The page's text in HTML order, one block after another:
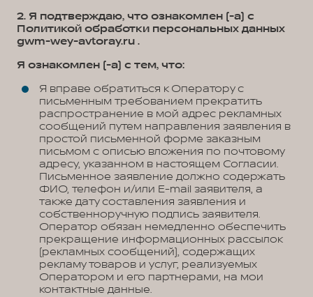
2. Я подтверждаю, что ознакомлен (-а) с
Политикой обработки персональных данных
gwm-wey-avtoray.ru .
Я ознакомлен (-а) с тем, что:
Я вправе обратиться к Оператору с
письменным требованием прекратить
распространение в мой адрес рекламных
сообщений путем направления заявления в
простой письменной форме заказным
письмом с описью вложения по почтовому
адресу, указанном в настоящем Согласии.
Письменное заявление должно содержать
ФИО, телефон и/или E-mail заявителя, а
также дату составления заявления и
собственноручную подпись заявителя.
Оператор обязан немедленно обеспечить
прекращение информационных рассылок
(рекламных сообщений), содержащих
рекламу товаров и услуг, реализуемых
Оператором и его партнерами, на мои
контактные данные.